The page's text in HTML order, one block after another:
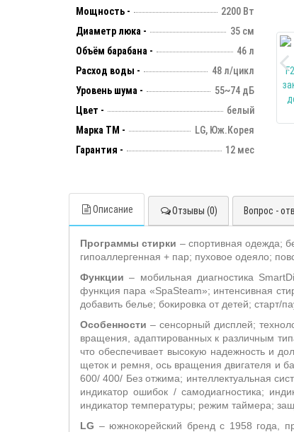
Мощность -
2200 Вт
Диаметр люка -
35 см
Объём барабана -
46 л
Расход воды -
48 л/цикл
Уровень шума -
55~74 дБ
Цвет -
белый
Марка ТМ -
LG, Юж.Корея
Гарантия -
12 мес
Описание Отзывы (0) Вопрос -
Программы стирки – спортивная одежда;
гипоаллергенная + пар; пуховое одеяло;
Функции– мобильная диагностика
функция пара «SpaSteam»; интенсивная
добавить белье; бокировка от детей; старт/
Особенности – сенсорный дисплей;
вращения, адаптированных к различным
что обеспечивает высокую надежность и
щеток и ремня, ось вращения двигателя и
600/ 400/ Без отжима; интеллектуальная
индикатор ошибок / самодиагностика;
индикатор температуры; режим таймера;
LG – южнокорейский бренд с 1958 года,